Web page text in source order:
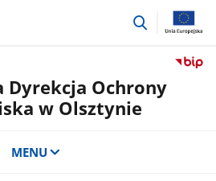
przejdź
Dyrekcja Ochrony
w Olsztynie
MENU